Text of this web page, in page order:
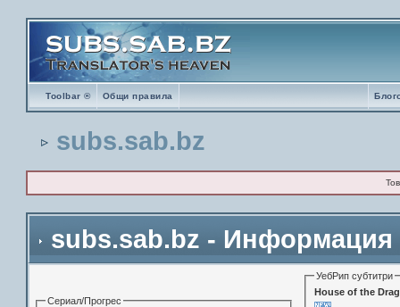
Toolbar ® Общи правила
subs.sab.bz
subs.sab.bz - Информация
Сериал/Прогрес
УебРип субтитри
House of the